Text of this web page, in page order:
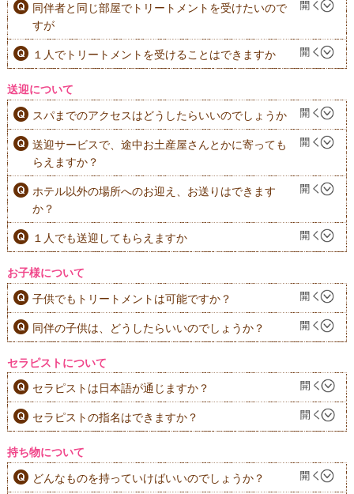
同伴者と同じ部屋でトリートメントを受けたいので
すが
１人でトリートメントを受けることはできますか
送迎について
スパまでのアクセスはどうしたらいいのでしょうか
送迎サービスで、途中お土産屋さんとかに寄っても
らえますか？
ホテル以外の場所へのお迎え、お送りはできます
か？
１人でも送迎してもらえますか
お子様について
子供でもトリートメントは可能ですか？
同伴の子供は、どうしたらいいのでしょうか？
セラピストについて
セラピストは日本語が通じますか？
セラピストの指名はできますか？
持ち物について
どんなものを持っていけばいいのでしょうか？